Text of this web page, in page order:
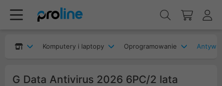
Komputery i laptopy Oprogramowanie
G Data Antivirus 2026 6PC/2 lata